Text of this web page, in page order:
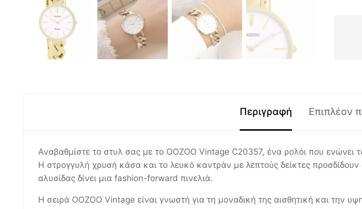
Περιγραφή Επιπλέον
Αναβαθμίστε το στυλ σας με το OOZOO Vintage C20357, ένα ρολόι που ενώνει
Η στρογγυλή χρυσή κάσα και το λευκό καντράν με λεπτούς δείκτες
αλυσίδας δίνει μια fashion-forward πινελιά.
Η σειρά OOZOO Vintage είναι γνωστή για τη μοναδική της αισθητική και την